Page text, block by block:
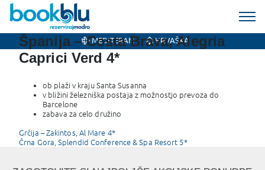
MEDITERAN HRVAŠKA
Španija – Costa Brava, Alegria
Caprici Verd 4*
ob plaži v kraju Santa Susanna
v bližini železniška postaja z možnostjo prevoza do
Barcelone
zabava za celo družino
Post
navigation
Grčija – Zakintos, Al Mare 4*
Črna Gora, Splendid Conference & Spa Resort 5*